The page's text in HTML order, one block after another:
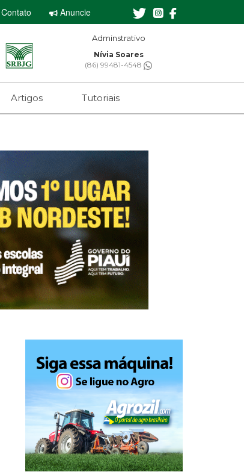
Contato Anuncie
Editor-chefe
Sebastian Eugênio
(61) 99650-2473
Artigos Tutoriais